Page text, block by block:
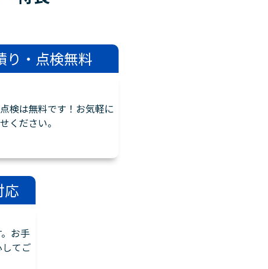
り・点検無料
検は無料です！お気軽に
ください。
応
お手
てご